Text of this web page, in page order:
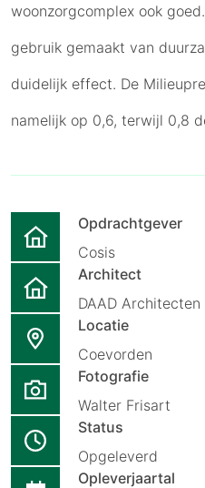
woonzorgcomplex ook
gebruik gemaakt van
duidelijk effect. De
namelijk op 0,6, terwijl 0,8
Opdrachtgever
Cosis
Architect
DAAD Architecten
Locatie
Coevorden
Fotografie
Walter Frisart
Status
Opgeleverd
Opleverjaartal